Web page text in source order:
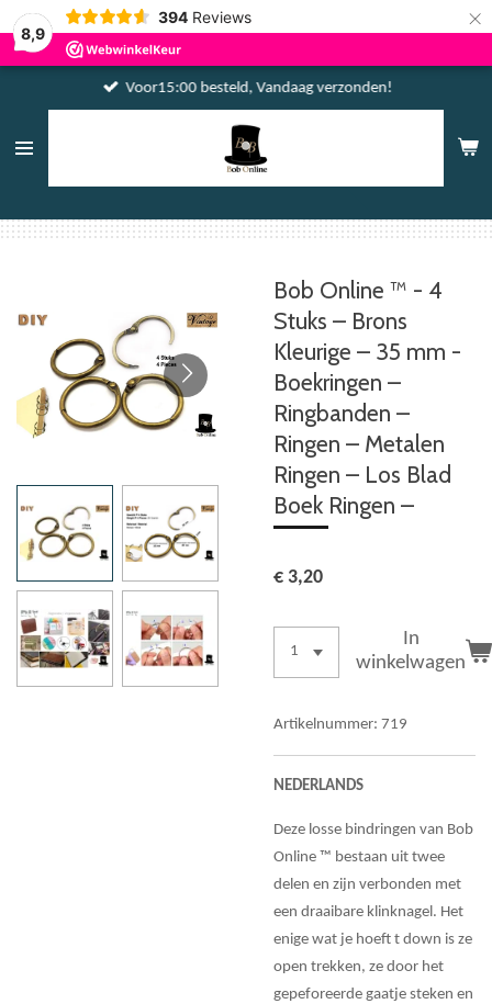
8,9
394 Reviews ×
Voor15:00 besteld, Vandaag verzonden!
Bob Online ™ - 4
Stuks – Brons
Kleurige – 35 mm -
Boekringen –
Ringbanden –
Ringen – Metalen
Ringen – Los Blad
Boek Ringen –
€ 3,20
In
winkelwagen
Artikelnummer: 719
NEDERLANDS
Deze losse bindringen van Bob
Online ™ bestaan uit twee
delen en zijn verbonden met
een draaibare klinknagel. Het
enige wat je hoeft t down is ze
open trekken, ze door het
gepeforeerde gaatje steken en